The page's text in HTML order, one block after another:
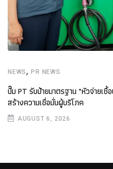
NEWS ,PR NEWS
ปั๊ม PT รับป้ายมาตรฐาน “หัวจ่ายเ
สร้างความเชื่อมั่นผู้บริโภค
AUGUST 6, 2026